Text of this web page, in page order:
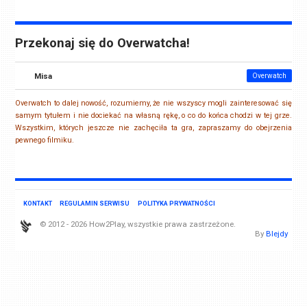
Przekonaj się do Overwatcha!
Misa Overwatch
Overwatch to dalej nowość, rozumiemy, że nie wszyscy mogli zainteresować się
samym tytułem i nie dociekać na własną rękę, o co do końca chodzi w tej grze.
Wszystkim, których jeszcze nie zachęciła ta gra, zapraszamy do obejrzenia
pewnego filmiku.
KONTAKT REGULAMIN SERWISU POLITYKA PRYWATNOŚCI
© 2012 - 2026 How2Play, wszystkie prawa zastrzeżone.
By Blejdy